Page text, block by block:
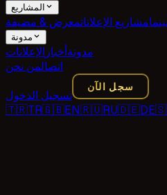
المشاريع
مشاريع الإعلاناتمعرض & مضيفة
مدونة
مدونةأخبار الإعلانات
اتصالمن نحن
تسجيل الدخول
سجل الآن
🇹🇷TR🇬🇧EN🇷🇺RU🇩🇪DE